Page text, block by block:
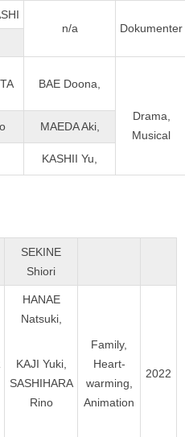
n/a
Dokumenter
BAE Doona,
Drama,
Musical
MAEDA Aki,
KASHII Yu,
SEKINE
Shiori
HANAE
Natsuki,
KAJI Yuki,
SASHIHARA
Rino
Family,
Heart-
warming,
Animation
2022